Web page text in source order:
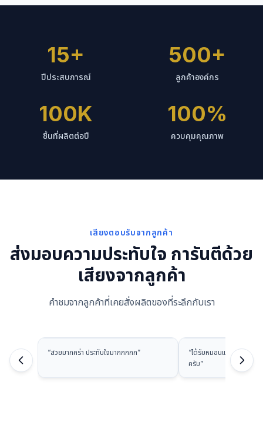
15+
ปีประสบการณ์
500+
ลูกค้าองค์กร
100K
ชิ้นที่ผลิตต่อปี
100%
ควบคุมคุณภาพ
เสียงตอบรับจากลูกค้า
ส่งมอบความประทับใจ การันตีด้วย
เสียงจากลูกค้า
คำชมจากลูกค้าที่เคยสั่งผลิตของที่ระลึกกับเรา
“สวยมากคร่า ประทับใจมากกกกก” “ได้รับหมอนแล้วนะครับ ส
ครับ”